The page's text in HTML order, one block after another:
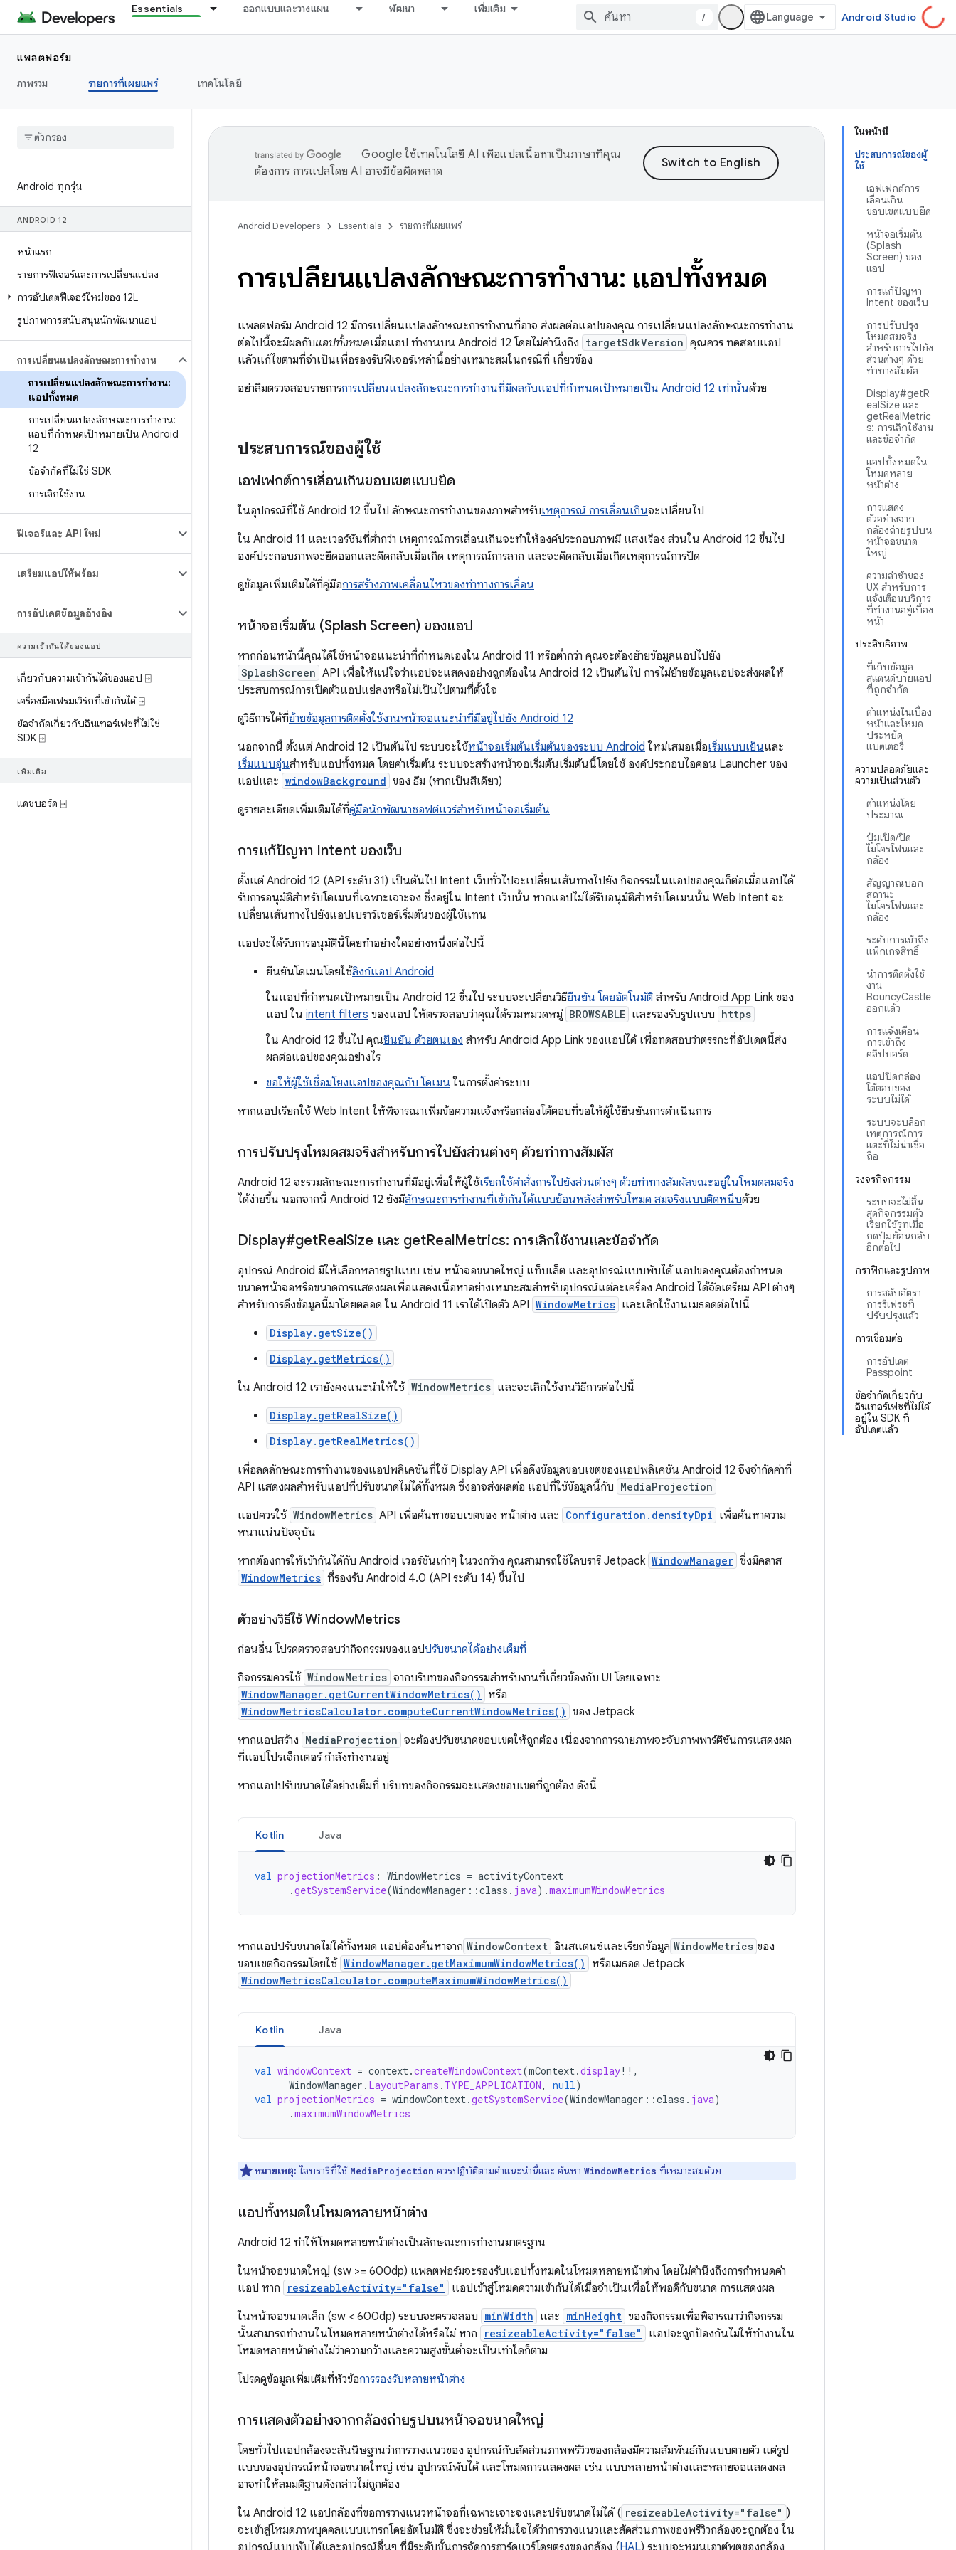
Essentials ออกแบบและวางแผน พัฒนา เพิ่มเติม
/ Android Studio
แพลตฟอร์ม
ภาพรวม
รายการที่เผยแพร่ เทคโนโลยี
Android ทุกรุ่น
ANDROID 12
หน้าแรก
รายการฟีเจอร์และการเปลี่ยนแปลง
การอัปเดตฟีเจอร์ใหม่ของ 12L
รูปภาพการสนับสนุนนักพัฒนาแอป
การเปลี่ยนแปลงลักษณะการทำงาน
การเปลี่ยนแปลงลักษณะการทํางาน:
แอปทั้งหมด
การเปลี่ยนแปลงลักษณะการทํางาน:
แอปที่กําหนดเป้าหมายเป็น Android
12
ข้อจำกัดที่ไม่ใช่ SDK
การเลิกใช้งาน
ฟีเจอร์และ API ใหม่
เตรียมแอปให้พร้อม
การอัปเดตข้อมูลอ้างอิง
ความเข้ากันได้ของแอป
เกี่ยวกับความเข้ากันได้ของแอป ⍈
เครื่องมือเฟรมเวิร์กที่เข้ากันได้ ⍈
ข้อจำกัดเกี่ยวกับอินเทอร์เฟซที่ไม่ใช่
SDK ⍈
เพิ่มเติม
แดชบอร์ด ⍈
ในหน้านี้
ประสบการณ์ของผู้
ใช้
เอฟเฟกต์การ
เลื่อนเกิน
ขอบเขตแบบยืด
หน้าจอเริ่มต้น
(Splash
Screen) ของ
แอป
การแก้ปัญหา
Intent ของเว็บ
การปรับปรุง
โหมดสมจริง
สำหรับการไปยัง
ส่วนต่างๆ ด้วย
ท่าทางสัมผัส
Display#getR
ealSize และ
getRealMetric
s: การเลิกใช้งาน
และข้อจำกัด
แอปทั้งหมดใน
โหมดหลาย
หน้าต่าง
การแสดง
ตัวอย่างจาก
กล้องถ่ายรูปบน
หน้าจอขนาด
ใหญ่
ความล่าช้าของ
UX สำหรับการ
แจ้งเตือนบริการ
ที่ทำงานอยู่เบื้อง
หน้า
ประสิทธิภาพ
ที่เก็บข้อมูล
สแตนด์บายแอป
ที่ถูกจำกัด
ตำแหน่งในเบื้อง
หน้าและโหมด
ประหยัด
แบตเตอรี่
ความปลอดภัยและ
ความเป็นส่วนตัว
ตำแหน่งโดย
ประมาณ
ปุ่มเปิด/ปิด
ไมโครโฟนและ
กล้อง
สัญญาณบอก
สถานะ
ไมโครโฟนและ
กล้อง
ระดับการเข้าถึง
แพ็กเกจสิทธิ์
นำการติดตั้งใช้
งาน
BouncyCastle
ออกแล้ว
การแจ้งเตือน
การเข้าถึง
คลิปบอร์ด
แอปปิดกล่อง
โต้ตอบของ
ระบบไม่ได้
ระบบจะบล็อก
เหตุการณ์การ
แตะที่ไม่น่าเชื่อ
ถือ
วงจรกิจกรรม
ระบบจะไม่สิ้น
สุดกิจกรรมตัว
เรียกใช้รูทเมื่อ
กดปุ่มย้อนกลับ
อีกต่อไป
กราฟิกและรูปภาพ
การสลับอัตรา
การรีเฟรชที่
ปรับปรุงแล้ว
การเชื่อมต่อ
การอัปเดต
Passpoint
ข้อจำกัดเกี่ยวกับ
อินเทอร์เฟซที่ไม่ได้
อยู่ใน SDK ที่
อัปเดตแล้ว
Google ใช้เทคโนโลยี AI เพื่อแปลเนื้อหาเป็นภาษาที่คุณ
ต้องการ การแปลโดย AI อาจมีข้อผิดพลาด
Android Developers Essentials รายการที่เผยแพร่
การเปลี่ยนแปลงลักษณะการทํางาน: แอปทั้งหมด
แพลตฟอร์ม Android 12 มีการเปลี่ยนแปลงลักษณะการทำงานที่อาจ ส่งผลต่อแอปของคุณ การเปลี่ยนแปลงลักษณะการทำงาน
ต่อไปนี้จะมีผลกับแอปทั้งหมดเมื่อแอป ทํางานบน Android 12 โดยไม่คำนึงถึง targetSdkVersion คุณควร ทดสอบแอป
แล้วแก้ไขตามที่จำเป็นเพื่อรองรับฟีเจอร์เหล่านี้อย่างเหมาะสมในกรณีที่ เกี่ยวข้อง
อย่าลืมตรวจสอบรายการการเปลี่ยนแปลงลักษณะการทำงานที่มีผลกับแอปที่กำหนดเป้าหมายเป็น Android 12 เท่านั้นด้วย
ประสบการณ์ของผู้ใช้
เอฟเฟกต์การเลื่อนเกินขอบเขตแบบยืด
ในอุปกรณ์ที่ใช้ Android 12 ขึ้นไป ลักษณะการทำงานของภาพสำหรับเหตุการณ์ การเลื่อนเกินจะเปลี่ยนไป
ใน Android 11 และเวอร์ชันที่ต่ำกว่า เหตุการณ์การเลื่อนเกินจะทำให้องค์ประกอบภาพมี แสงเรือง ส่วนใน Android 12 ขึ้นไป
องค์ประกอบภาพจะยืดออกและดีดกลับเมื่อเกิด เหตุการณ์การลาก และจะดีดกลับเมื่อเกิดเหตุการณ์การปัด
ดูข้อมูลเพิ่มเติมได้ที่คู่มือการสร้างภาพเคลื่อนไหวของท่าทางการเลื่อน
หน้าจอเริ่มต้น (Splash Screen) ของแอป
หากก่อนหน้านี้คุณได้ใช้หน้าจอแนะนำที่กำหนดเองใน Android 11 หรือต่ำกว่า คุณจะต้องย้ายข้อมูลแอปไปยัง
SplashScreen API เพื่อให้แน่ใจว่าแอปจะแสดงอย่างถูกต้องใน Android 12 เป็นต้นไป การไม่ย้ายข้อมูลแอปจะส่งผลให้
ประสบการณ์การเปิดตัวแอปแย่ลงหรือไม่เป็นไปตามที่ตั้งใจ
ดูวิธีการได้ที่ย้ายข้อมูลการติดตั้งใช้งานหน้าจอแนะนําที่มีอยู่ไปยัง Android 12
นอกจากนี้ ตั้งแต่ Android 12 เป็นต้นไป ระบบจะใช้หน้าจอเริ่มต้นเริ่มต้นของระบบ Android ใหม่เสมอเมื่อเริ่มแบบเย็นและ
เริ่มแบบอุ่นสำหรับแอปทั้งหมด โดยค่าเริ่มต้น ระบบจะสร้างหน้าจอเริ่มต้นเริ่มต้นนี้โดยใช้ องค์ประกอบไอคอน Launcher ของ
แอปและ windowBackground ของ ธีม (หากเป็นสีเดียว)
ดูรายละเอียดเพิ่มเติมได้ที่คู่มือนักพัฒนาซอฟต์แวร์สำหรับหน้าจอเริ่มต้น
การแก้ปัญหา Intent ของเว็บ
ตั้งแต่ Android 12 (API ระดับ 31) เป็นต้นไป Intent เว็บทั่วไปจะเปลี่ยนเส้นทางไปยัง กิจกรรมในแอปของคุณก็ต่อเมื่อแอปได้
รับการอนุมัติสำหรับโดเมนที่เฉพาะเจาะจง ซึ่งอยู่ใน Intent เว็บนั้น หากแอปไม่ได้รับอนุมัติสำหรับโดเมนนั้น Web Intent จะ
เปลี่ยนเส้นทางไปยังแอปเบราว์เซอร์เริ่มต้นของผู้ใช้แทน
แอปจะได้รับการอนุมัตินี้โดยทำอย่างใดอย่างหนึ่งต่อไปนี้
ยืนยันโดเมนโดยใช้ลิงก์แอป Android
ในแอปที่กำหนดเป้าหมายเป็น Android 12 ขึ้นไป ระบบจะเปลี่ยนวิธียืนยัน โดยอัตโนมัติ สำหรับ Android App Link ของ
แอป ใน intent filters ของแอป ให้ตรวจสอบว่าคุณได้รวมหมวดหมู่ BROWSABLE และรองรับรูปแบบ https
ใน Android 12 ขึ้นไป คุณยืนยัน ด้วยตนเอง สำหรับ Android App Link ของแอปได้ เพื่อทดสอบว่าตรรกะที่อัปเดตนี้ส่ง
ผลต่อแอปของคุณอย่างไร
ขอให้ผู้ใช้เชื่อมโยงแอปของคุณกับ โดเมน ในการตั้งค่าระบบ
หากแอปเรียกใช้ Web Intent ให้พิจารณาเพิ่มข้อความแจ้งหรือกล่องโต้ตอบที่ขอให้ผู้ใช้ยืนยันการดำเนินการ
การปรับปรุงโหมดสมจริงสำหรับการไปยังส่วนต่างๆ ด้วยท่าทางสัมผัส
Android 12 จะรวมลักษณะการทำงานที่มีอยู่เพื่อให้ผู้ใช้เรียกใช้คำสั่งการไปยังส่วนต่างๆ ด้วยท่าทางสัมผัสขณะอยู่ในโหมดสมจริง
ได้ง่ายขึ้น นอกจากนี้ Android 12 ยังมีลักษณะการทำงานที่เข้ากันได้แบบย้อนหลังสำหรับโหมด สมจริงแบบติดหนึบด้วย
Display#getRealSize และ getRealMetrics: การเลิกใช้งานและข้อจำกัด
อุปกรณ์ Android มีให้เลือกหลายรูปแบบ เช่น หน้าจอขนาดใหญ่ แท็บเล็ต และอุปกรณ์แบบพับได้ แอปของคุณต้องกำหนด
ขนาดหน้าจอหรือขนาดการแสดงผลเพื่อแสดงเนื้อหาอย่างเหมาะสมสำหรับอุปกรณ์แต่ละเครื่อง Android ได้จัดเตรียม API ต่างๆ
สำหรับการดึงข้อมูลนี้มาโดยตลอด ใน Android 11 เราได้เปิดตัว API WindowMetrics และเลิกใช้งานเมธอดต่อไปนี้
Display.getSize()
Display.getMetrics()
ใน Android 12 เรายังคงแนะนำให้ใช้ WindowMetrics และจะเลิกใช้งานวิธีการต่อไปนี้
Display.getRealSize()
Display.getRealMetrics()
เพื่อลดลักษณะการทำงานของแอปพลิเคชันที่ใช้ Display API เพื่อดึงข้อมูลขอบเขตของแอปพลิเคชัน Android 12 จึงจำกัดค่าที่
API แสดงผลสำหรับแอปที่ปรับขนาดไม่ได้ทั้งหมด ซึ่งอาจส่งผลต่อ แอปที่ใช้ข้อมูลนี้กับ MediaProjection
แอปควรใช้ WindowMetrics API เพื่อค้นหาขอบเขตของ หน้าต่าง และ Configuration.densityDpi เพื่อค้นหาความ
หนาแน่นปัจจุบัน
หากต้องการให้เข้ากันได้กับ Android เวอร์ชันเก่าๆ ในวงกว้าง คุณสามารถใช้ไลบรารี Jetpack WindowManager ซึ่งมีคลาส
WindowMetrics ที่รองรับ Android 4.0 (API ระดับ 14) ขึ้นไป
ตัวอย่างวิธีใช้ WindowMetrics
ก่อนอื่น โปรดตรวจสอบว่ากิจกรรมของแอปปรับขนาดได้อย่างเต็มที่
กิจกรรมควรใช้ WindowMetrics จากบริบทของกิจกรรมสำหรับงานที่เกี่ยวข้องกับ UI โดยเฉพาะ
WindowManager.getCurrentWindowMetrics() หรือ
WindowMetricsCalculator.computeCurrentWindowMetrics() ของ Jetpack
หากแอปสร้าง MediaProjection จะต้องปรับขนาดขอบเขตให้ถูกต้อง เนื่องจากการฉายภาพจะจับภาพพาร์ติชันการแสดงผล
ที่แอปโปรเจ็กเตอร์ กำลังทำงานอยู่
หากแอปปรับขนาดได้อย่างเต็มที่ บริบทของกิจกรรมจะแสดงขอบเขตที่ถูกต้อง ดังนี้
Kotlin Java
val projectionMetrics : WindowMetrics = activityContext
.getSystemService(WindowManager ::class . java).maximumWindowMetrics
หากแอปปรับขนาดไม่ได้ทั้งหมด แอปต้องค้นหาจาก WindowContext อินสแตนซ์และเรียกข้อมูล WindowMetrics ของ
ขอบเขตกิจกรรมโดยใช้ WindowManager.getMaximumWindowMetrics() หรือเมธอด Jetpack
WindowMetricsCalculator.computeMaximumWindowMetrics()
Kotlin Java
val windowContext = context.createWindowContext(mContext.display!! ,
WindowManager . LayoutParams . TYPE_APPLICATION, null)
val projectionMetrics = windowContext.getSystemService(WindowManager ::class . java)
.maximumWindowMetrics
หมายเหตุ: ไลบรารีที่ใช้ MediaProjection ควรปฏิบัติตามคำแนะนำนี้และ ค้นหา WindowMetrics ที่เหมาะสมด้วย
แอปทั้งหมดในโหมดหลายหน้าต่าง
Android 12 ทำให้โหมดหลายหน้าต่างเป็นลักษณะการทำงานมาตรฐาน
ในหน้าจอขนาดใหญ่ (sw >= 600dp) แพลตฟอร์มจะรองรับแอปทั้งหมดในโหมดหลายหน้าต่าง โดยไม่คำนึงถึงการกำหนดค่า
แอป หาก
resizeableActivity="false"
แอปเข้าสู่โหมดความเข้ากันได้เมื่อจำเป็นเพื่อให้พอดีกับขนาด การแสดงผล
ในหน้าจอขนาดเล็ก (sw < 600dp) ระบบจะตรวจสอบ minWidth และ minHeight ของกิจกรรมเพื่อพิจารณาว่ากิจกรรม
นั้นสามารถทำงานในโหมดหลายหน้าต่างได้หรือไม่ หาก
resizeableActivity="false"
แอปจะถูกป้องกันไม่ให้ทำงานใน
โหมดหลายหน้าต่างไม่ว่าความกว้างและความสูงขั้นต่ำจะเป็นเท่าใดก็ตาม
โปรดดูข้อมูลเพิ่มเติมที่หัวข้อการรองรับหลายหน้าต่าง
การแสดงตัวอย่างจากกล้องถ่ายรูปบนหน้าจอขนาดใหญ่
โดยทั่วไปแอปกล้องจะสันนิษฐานว่าการวางแนวของ อุปกรณ์กับสัดส่วนภาพพรีวิวของกล้องมีความสัมพันธ์กันแบบตายตัว แต่รูป
แบบของอุปกรณ์หน้าจอขนาดใหญ่ เช่น อุปกรณ์พับได้ และโหมดการแสดงผล เช่น แบบหลายหน้าต่างและหลายจอแสดงผล
อาจทำให้สมมติฐานดังกล่าวไม่ถูกต้อง
ใน Android 12 แอปกล้องที่ขอการวางแนวหน้าจอที่เฉพาะเจาะจงและปรับขนาดไม่ได้ ( resizeableActivity="false" )
จะเข้าสู่โหมดภาพบุคคลแบบแทรกโดยอัตโนมัติ ซึ่งจะช่วยให้มั่นใจได้ว่าการวางแนวและสัดส่วนภาพของพรีวิวกล้องจะถูกต้อง ใน
อุปกรณ์แบบพับได้และอุปกรณ์อื่นๆ ที่มีระดับชั้นการจัดการฮาร์ดแวร์โดยตรงของกล้อง ( HAL) ระบบจะหมุนเอาต์พุตของกล้อง